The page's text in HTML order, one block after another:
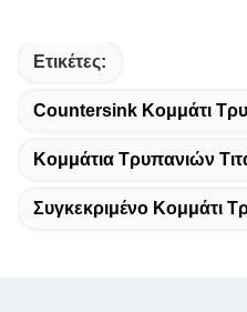
Ετικέτες:
Countersink Κομμάτι
Κομμάτια Τρυπανιών
Συγκεκριμένο Κομμάτι